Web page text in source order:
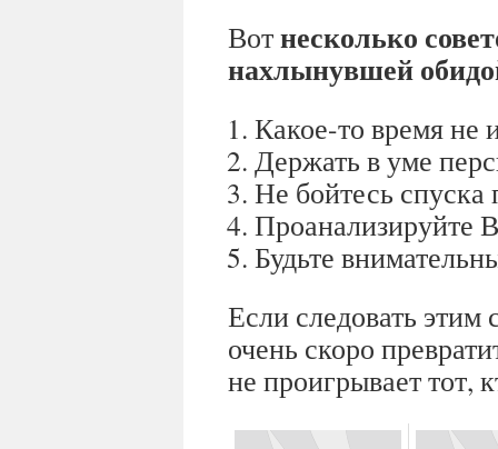
Вотнесколько
нахлынувшей
Какое-то время не
Держать в уме
Не бойтесь
Проанализируйте
Будьте
Если следовать этим
очень скоро
не проигрывает тот,